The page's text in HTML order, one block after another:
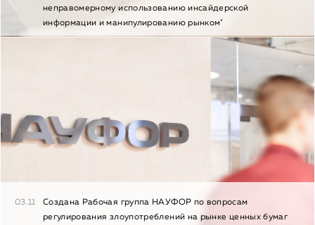
неправомерному использованию инсайдерской
информации и манипулированию рынком"
03.11
Создана Рабочая группа НАУФОР по вопросам
регулирования злоупотреблений на рынке ценных бумаг